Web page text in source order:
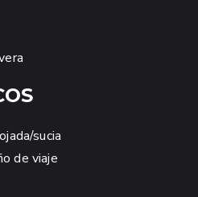
sucia
de viaje